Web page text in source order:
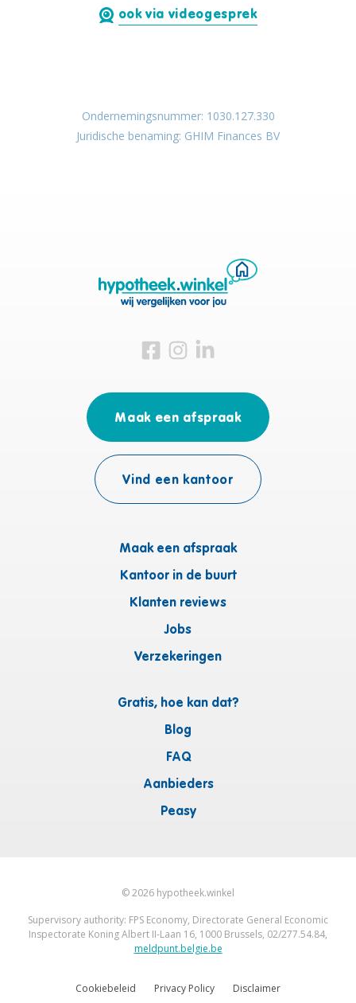
ook via videogesprek
Ondernemingsnummer: 1030.127.330
Juridische benaming: GHIM Finances BV
Bezoek ons op Facebook
Bezoek ons op Instagram
Bezoek ons op Linkedin
Maak een afspraak
Kantoor in de buurt
Klanten reviews
Jobs
Verzekeringen
Gratis, hoe kan dat?
Blog
FAQ
Aanbieders
Peasy
Maak een afspraak
Vind een kantoor
©2026 hypotheek.winkel
Supervisory authority: FPS Economy, Directorate General Economic
Inspectorate Koning Albert II-Laan 16, 1000 Brussels, 02/277.54.84,
meldpunt.belgie.be
Cookiebeleid Privacy Policy Disclaimer